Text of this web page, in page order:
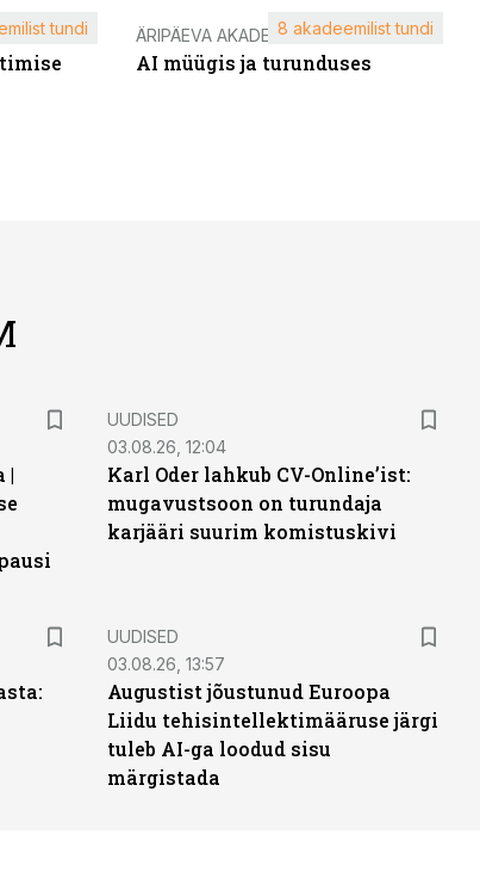
tundi ÄRIPÄEVA AKADEEMIA
AI müügis ja turunduses
8 akadeemilist tundi
|
UUDISED
03.08.26, 12:04
Karl Oder lahkub CV-Online’ist:
mugavustsoon on turundaja
karjääri suurim komistuskivi
UUDISED
03.08.26, 13:57
Augustist jõustunud Euroopa
Liidu tehisintellektimääruse järgi
tuleb AI-ga loodud sisu
märgistada